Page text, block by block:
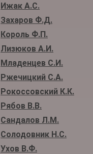
Ижак А.С.
Захаров Ф.Д.
Король Ф.П.
Лизюков А.И.
Младенцев С.И.
Ржечицкий С.А.
Рокоссовский К.К.
Рябов В.В.
Сандалов Л.М.
Солодовник Н.С.
Ухов В.Ф.